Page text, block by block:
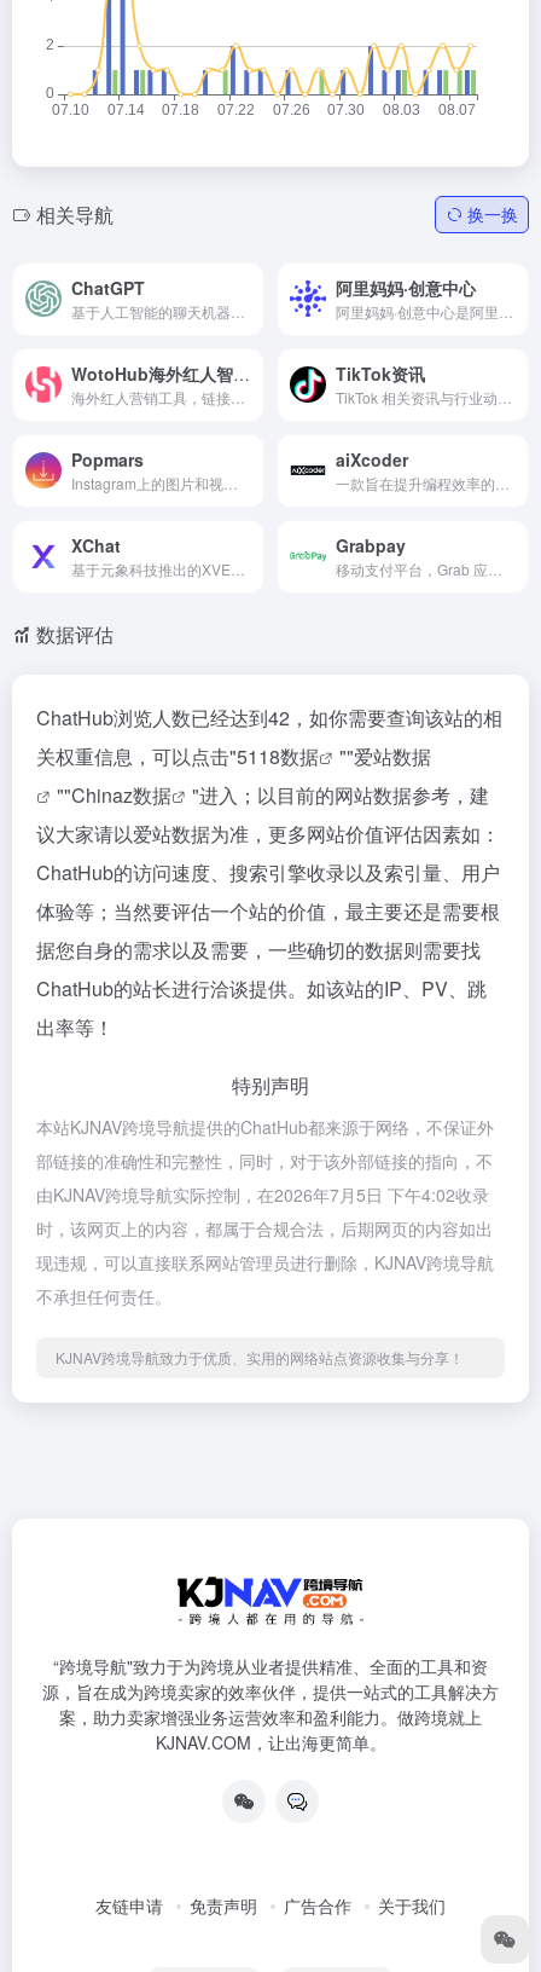
相关导航 换一换
ChatGPT 阿里妈妈·创意中心
WotoHub海外红人智能营销云 TikTok资讯
Popmars aiXcoder
XChat Grabpay
数据评估
ChatHub浏览人数已经达到42，如你需要查询该站的相
关权重信息，可以点击"5118数据 ""爱站数据
""Chinaz数据
"进入；以目前的网站数据参考，建
议大家请以爱站数据为准，更多网站价值评估因素如：
ChatHub的访问速度、搜索引擎收录以及索引量、用户
体验等；当然要评估一个站的价值，最主要还是需要根
据您自身的需求以及需要，一些确切的数据则需要找
ChatHub的站长进行洽谈提供。如该站的IP、PV、跳
出率等！
特别声明
本站KJNAV跨境导航提供的ChatHub都来源于网络，不保证外
部链接的准确性和完整性，同时，对于该外部链接的指向，不
由KJNAV跨境导航实际控制，在2026年7月5日 下午4:02收录
时，该网页上的内容，都属于合规合法，后期网页的内容如出
现违规，可以直接联系网站管理员进行删除，KJNAV跨境导航
不承担任何责任。
KJNAV跨境导航致力于优质、实用的网络站点资源收集与分享！
“跨境导航"致力于为跨境从业者提供精准、全面的工具和资
源，旨在成为跨境卖家的效率伙伴，提供一站式的工具解决方
案，助力卖家增强业务运营效率和盈利能力。做跨境就上
KJNAV.COM，让出海更简单。
友链申请 免责声明 广告合作 关于我们